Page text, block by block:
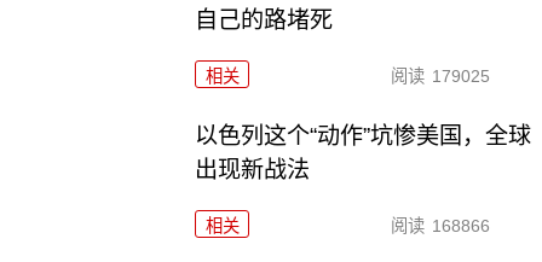
自己的路堵死
相关 阅读 179025
以色列这个“动作”坑惨美国，全球
出现新战法
相关 阅读 168866